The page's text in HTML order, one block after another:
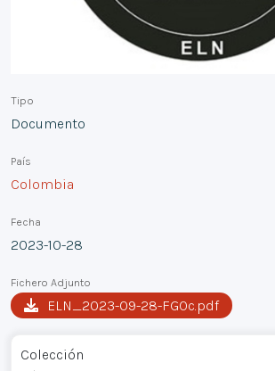
Tipo
Documento
País
Colombia
Fecha
2023-10-28
Fichero Adjunto
ELN_2023-09-28-FGOc.pdf
Colección